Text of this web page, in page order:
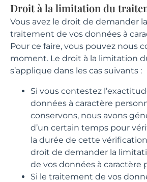
Droit à la limitation du
Vous avez le droit de demander
traitement de vos données à
Pour ce faire, vous pouvez nous
moment. Le droit à la limitation
s’applique dans les cas suivants :
Si vous contestez
données à caractère
conservons, nous avons
d’un certain temps pour
la durée de cette
droit de demander la
de vos données à caractère
Si le traitement de vos